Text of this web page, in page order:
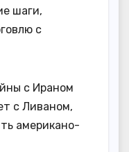
шаги,
с
с Ираном
с Ливаном,
американо-